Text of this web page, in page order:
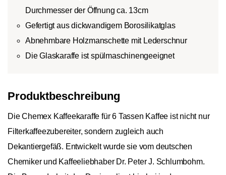
Durchmesser der Öffnung ca. 13cm
Gefertigt aus dickwandigem Borosilikatglas
Abnehmbare Holzmanschette mit Lederschnur
Die Glaskaraffe ist spülmaschinengeeignet
Produktbeschreibung
Die Chemex Kaffeekaraffe für 6 Tassen Kaffee ist nicht nur
Filterkaffeezubereiter, sondern zugleich auch
Dekantiergefäß. Entwickelt wurde sie vom deutschen
Chemiker und Kaffeeliebhaber Dr. Peter J. Schlumbohm.